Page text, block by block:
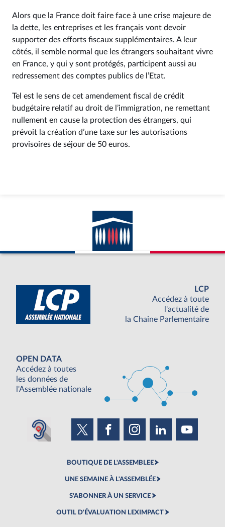
Alors que la France doit faire face à une crise majeure de
la dette, les entreprises et les français vont devoir
supporter des efforts fiscaux supplémentaires. A leur
côtés, il semble normal que les étrangers souhaitant vivre
en France, y qui y sont protégés, participent aussi au
redressement des comptes publics de l’Etat.
Tel est le sens de cet amendement fiscal de crédit
budgétaire relatif au droit de l’immigration, ne remettant
nullement en cause la protection des étrangers, qui
prévoit la création d’une taxe sur les autorisations
provisoires de séjour de 50 euros.
LCP
Accédez à toute
l'actualité de
la Chaine Parlementaire
OPEN DATA
Accédez à toutes
les données de
l'Assemblée nationale
BOUTIQUE DE L'ASSEMBLEE
UNE SEMAINE À L'ASSEMBLÉE
S'ABONNER À UN SERVICE
OUTIL D'ÉVALUATION LEXIMPACT